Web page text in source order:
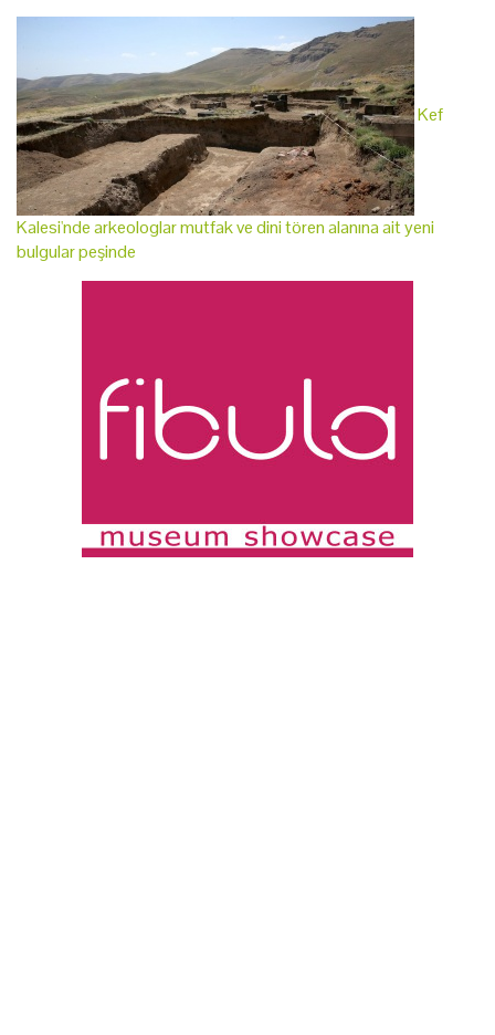
Kef
Kalesi'nde arkeologlar mutfak ve dini tören alanına ait yeni
bulgular peşinde